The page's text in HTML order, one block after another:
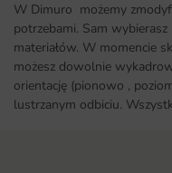
W Dimuro możemy
potrzebami. Sam
materiałów. W momencie
możesz dowolnie
orientację (pionowo ,
lustrzanym odbiciu.